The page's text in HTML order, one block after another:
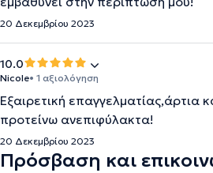
20 Δεκεμβρίου 2023
10.0
Nicole• 1 αξιολόγηση
Εξαιρετική επαγγελματίας,άρτια
προτείνω ανεπιφύλακτα!
20 Δεκεμβρίου 2023
Πρόσβαση και